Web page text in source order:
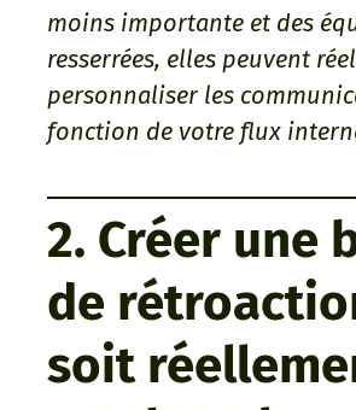
moins importante et des
resserrées, elles peuvent
personnaliser les
fonction de votre flux
2. Créer une
de
soit